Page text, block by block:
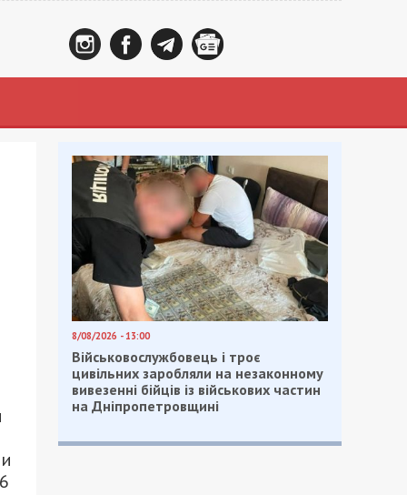
8/08/2026 - 13:00
Військовослужбовець і троє
цивільних заробляли на незаконному
вивезенні бійців із військових частин
на Дніпропетровщині